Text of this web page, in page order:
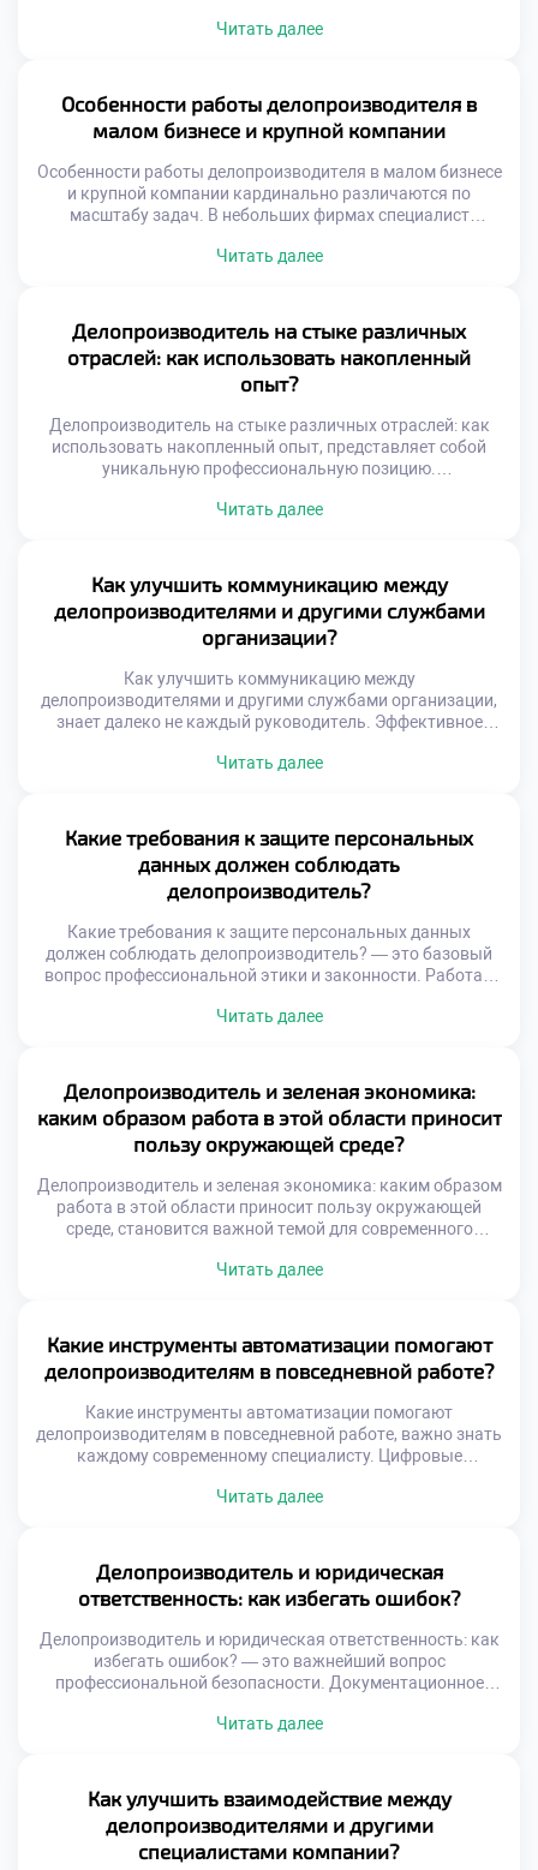
организации от угроз. Грамотная работа с документами
проблем отличает профессионала высокого класса от
обычного исполнителя. Управление рисками требует
системного мышления и глубокого понимания бизнес-
процессов. Недостаточно просто оформлять […]
Читать далее
Особенности работы делопроизводителя в
малом бизнесе и крупной компании
Особенности работы делопроизводителя в малом бизнесе
и крупной компании кардинально различаются по
масштабу задач. В небольших фирмах специалист
корпорации требуют узкой специализации и строгой
Выбор места работы определяет ежедневную рутину и
темп профессионального роста. Специфика среды
формирует уникальный набор компетенций […]
Читать далее
Делопроизводитель на стыке различных
отраслей: как использовать накопленный
опыт?
Делопроизводитель на стыке различных отраслей: как
использовать накопленный опыт, представляет собой
уникальную профессиональную позицию.
обеспечения позволяет работать в любой сфере бизнеса.
знаний трансформируется в конкурентное преимущество
на рынке труда. Переход из одной отрасли в другую
обогащает экспертный кругозор. Умение адаптировать
стандарты […]
Читать далее
Как улучшить коммуникацию между
делопроизводителями и другими службами
организации?
Как улучшить коммуникацию между
делопроизводителями и другими службами организации,
знает далеко не каждый руководитель. Эффективное
успешной работы всей компании. Документооборот
определяет скорость бизнес-процессов и общую
результативность. Конфликты и задержки часто
возникают из-за непонимания специфики смежных
функций. Сотрудники видят только свою […]
Читать далее
Какие требования к защите персональных
данных должен соблюдать
делопроизводитель?
Какие требования к защите персональных данных
должен соблюдать делопроизводитель? — это базовый
вопрос профессиональной этики и законности. Работа с
информации сотрудников и клиентов. Нарушение
Делопроизводитель выступает первым рубежом защиты
чувствительных сведений. Понимание норм безопасности
является обязательной компетенцией современного
сотрудника. […]
Читать далее
Делопроизводитель и зеленая экономика:
каким образом работа в этой области приносит
пользу окружающей среде?
Делопроизводитель и зеленая экономика: каким образом
работа в этой области приносит пользу окружающей
среде, становится важной темой для современного
начинается с грамотного управления ресурсами.
напрямую влияют на экологический след компании.
Переход к устойчивому развитию требует пересмотра
привычных офисных […]
Читать далее
Какие инструменты автоматизации помогают
делопроизводителям в повседневной работе?
Какие инструменты автоматизации помогают
делопроизводителям в повседневной работе, важно знать
каждому современному специалисту. Цифровые
документацией и информацией. Ручной труд уступает
требованием рынка труда. Автоматизация освобождает
время для аналитической и творческой деятельности
сотрудника. Рутинные операции выполняются
Читать далее
Делопроизводитель и юридическая
ответственность: как избегать ошибок?
Делопроизводитель и юридическая ответственность: как
избегать ошибок? — это важнейший вопрос
профессиональной безопасности. Документационное
статус организации. Любая неточность в бумагах может
правовых рисков является основой компетентности
сотрудника. Юридические последствия ошибок бывают
финансовыми и административными. Штрафы
контролирующих органов […]
Читать далее
Как улучшить взаимодействие между
делопроизводителями и другими
специалистами компании?